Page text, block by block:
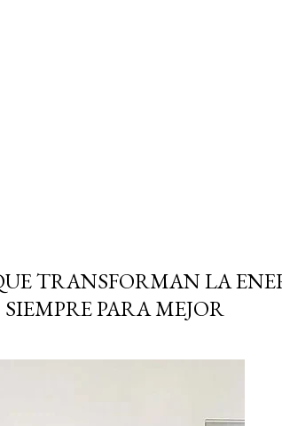
TRANSFORMAN LA
PARA MEJOR